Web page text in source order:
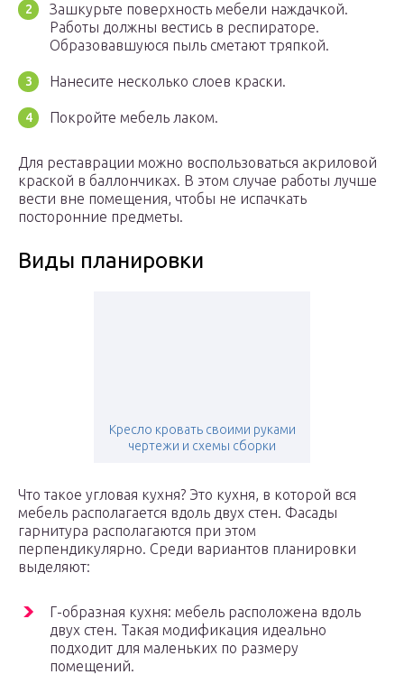
Зашкурьте поверхность мебели наждачкой.
Работы должны вестись в респираторе.
Образовавшуюся пыль сметают тряпкой.
Нанесите несколько слоев краски.
Покройте мебель лаком.
Для реставрации можно воспользоваться акриловой
краской в баллончиках. В этом случае работы лучше
вести вне помещения, чтобы не испачкать
посторонние предметы.
Виды планировки
Кресло кровать своими руками
чертежи и схемы сборки
Что такое угловая кухня? Это кухня, в которой вся
мебель располагается вдоль двух стен. Фасады
гарнитура располагаются при этом
перпендикулярно. Среди вариантов планировки
выделяют:
Г-образная кухня: мебель расположена вдоль
двух стен. Такая модификация идеально
подходит для маленьких по размеру
помещений.